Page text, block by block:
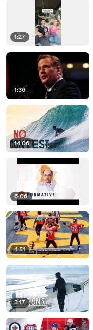
1:27
1:36
14:06
6:06
4:51
3:17